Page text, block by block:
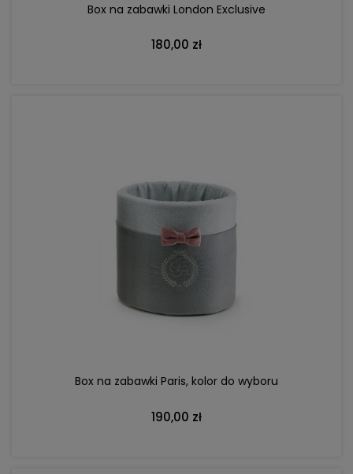
Box na zabawki London Exclusive
180,00 zł
Box na zabawki Paris, kolor do wyboru
190,00 zł
DO KOSZYKA